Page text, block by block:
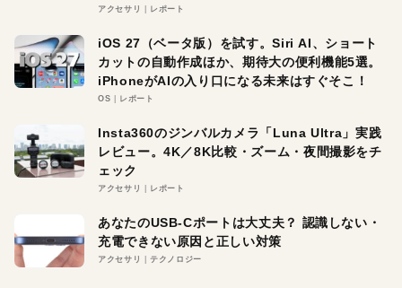
アクセサリ レポート
iOS 27（ベータ版）を試す。Siri AI、ショート
カットの自動作成ほか、期待大の便利機能5選。
iPhoneがAIの入り口になる未来はすぐそこ！
OS レポート
Insta360のジンバルカメラ「Luna Ultra」実践
レビュー。4K／8K比較・ズーム・夜間撮影をチ
ェック
アクセサリ レポート
あなたのUSB-Cポートは大丈夫？ 認識しない・
充電できない原因と正しい対策
アクセサリ テクノロジー